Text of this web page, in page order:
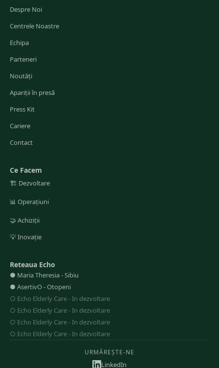
Despre Noi
Centrele Noastre
Echipa
Parteneri
Noutăți
Apariții în presă
Press Kit
Cariere
Contact
Ce Facem
🏗️ Dezvoltare
📊 Operațiuni
🤝 Achiziții
💡Inovație
Reteaua Echo
● Maria Theresia-Sibiu
● AsertivO-Otopeni
○ Echo Elderly Care-In dezvoltare
○ Echo Elderly Care-In dezvoltare
○ Echo Elderly Care-In dezvoltare
○ Echo Elderly Care-In dezvoltare
URMĂREȘTE-NE
LinkedIn